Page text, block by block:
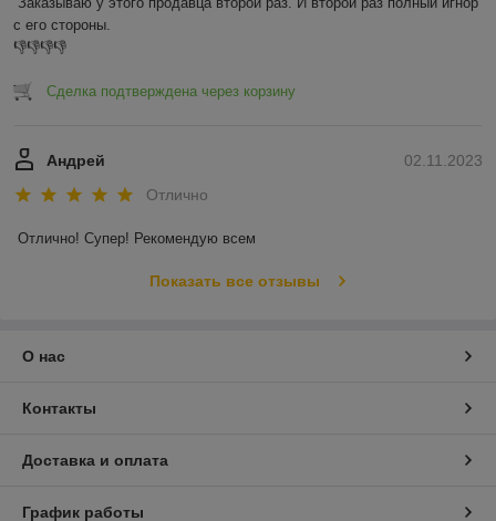
с его стороны.
👎👎👎👎
Сделка подтверждена через корзину
02.11.2023
Андрей
Отлично
Отлично! Супер! Рекомендую всем
Показать все отзывы
О нас
Контакты
Доставка и оплата
График работы